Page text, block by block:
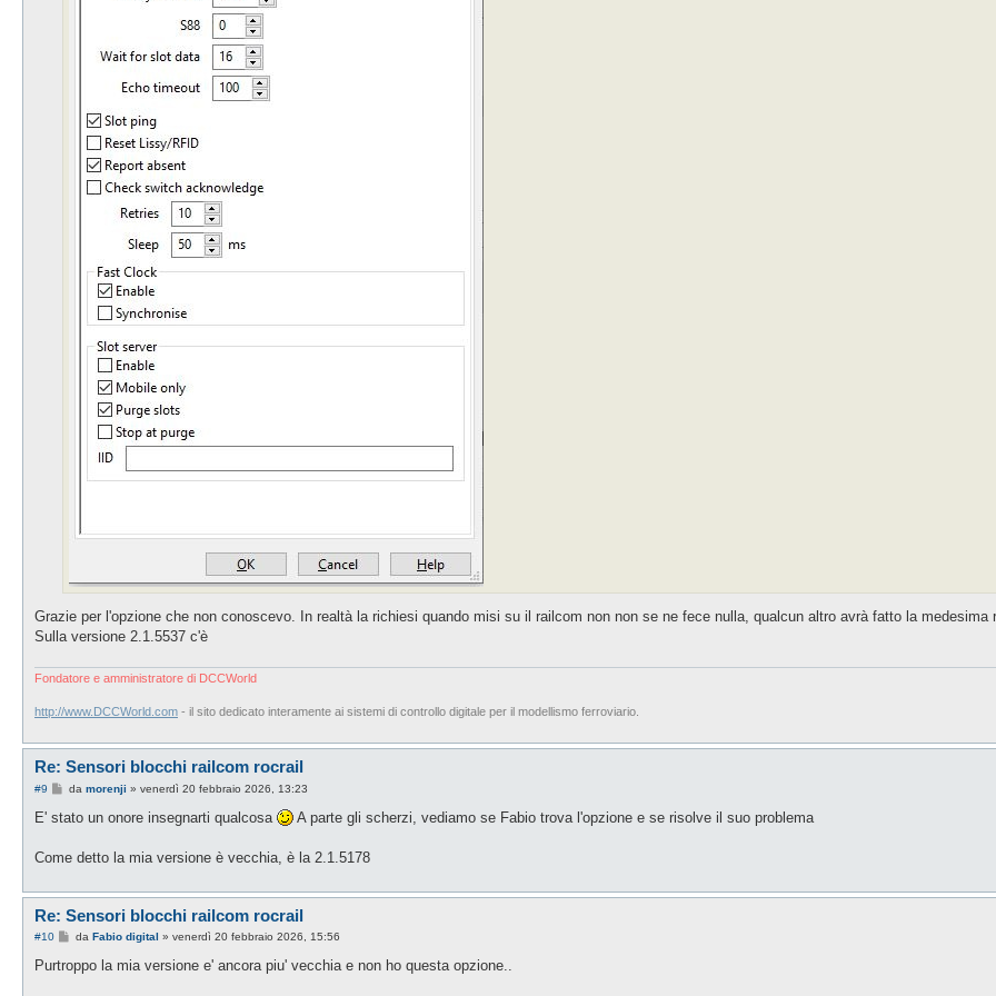
Grazie per l'opzione che non conoscevo. In realtà la richiesi quando misi su il railcom non non se ne fece nulla, qualcun altro avrà fatto la medesima
Sulla versione 2.1.5537 c'è
Fondatore e amministratore di DCCWorld
http://www.DCCWorld.com - il sito dedicato interamente ai sistemi di controllo digitale per il modellismo ferroviario.
Re: Sensori blocchi railcom rocrail
#9
M
s
g
o
da morenji » venerdì 20 febbraio 2026, 13:23
E' stato un onore insegnarti qualcosa A parte gli scherzi, vediamo se Fabio trova l'opzione e se risolve il suo problema
Come detto la mia versione è vecchia, è la 2.1.5178
Re: Sensori blocchi railcom rocrail
#10
M
s
s
da Fabio digital » venerdì 20 febbraio 2026, 15:56
Purtroppo la mia versione e' ancora piu' vecchia e non ho questa opzione..